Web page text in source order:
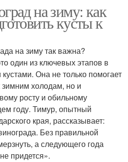
на зиму: как
кусты к
на зиму так важна?
один из ключевых этапов в
Она не только помогает
зимним холодам, но и
росту и обильному
году. Тимур, опытный
края, рассказывает:
Без правильной
а следующего года
придется».